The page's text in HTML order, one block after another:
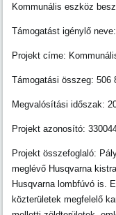
Kommunális eszköz
Támogatást igénylő
Projekt címe:
Támogatási összeg: 506
Megvalósítási időszak:
Projekt azonosító:
Projekt összefoglaló:
meglévő Husqvarna
Husqvarna lombfúvó is.
közterületek megfelelő